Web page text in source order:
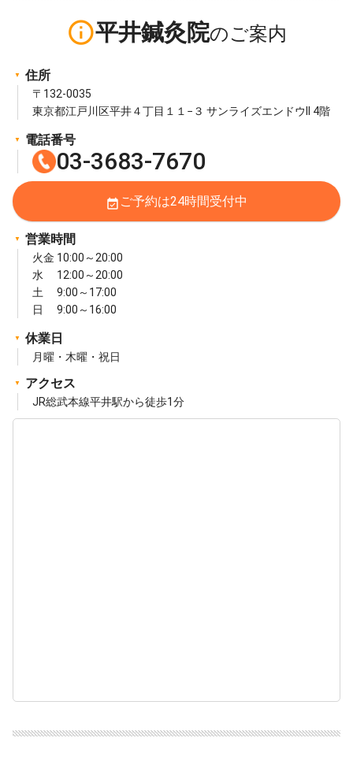
info_outline平井鍼灸院
住所
〒132-0035
東京都江戸川区平井４丁目１１−３ サンライズエンドウII 4階
電話番号
03-3683-7670
event_available ご予約は24時間受付中
営業時間
火金 10:00～20:00
水 12:00～20:00
土 9:00～17:00
日 9:00～16:00
休業日
月曜・木曜・祝日
アクセス
JR総武本線平井駅から徒歩1分